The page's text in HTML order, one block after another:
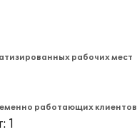
рабочих мест
работающих клиентов
1